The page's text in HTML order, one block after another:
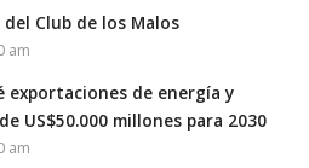
del Club de los Malos
am
exportaciones de energía y
US$50.000 millones para 2030
am